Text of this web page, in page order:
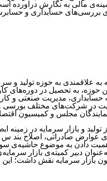
مالی به نگارش درآورده
بررسی‌های حسابداری و
علاقمندی به حوزه تولید و
حوزه، به تحصیل در دوره‌های
مدیریت صنعتی و
در شرکت‌های مختلف بورسی
مجلس و کمیسیون
و بازار سرمایه در زمینه
عوارض صادراتی، اصلاح بند س
دادن به موضوع حاشیه‌ی سود
دبیر کمیته‌ی بازار
بازار سرمایه نقش داشت؛ این